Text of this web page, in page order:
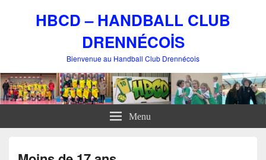
HBCD – HANDBALL CLUB
DRENNÉCOİS
Bienvenue au Handball Club Drennécois
Menu